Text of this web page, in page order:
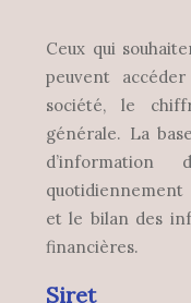
Ceux qui
peuvent
société, le
générale. La
et le bilan des
financières.
Siret